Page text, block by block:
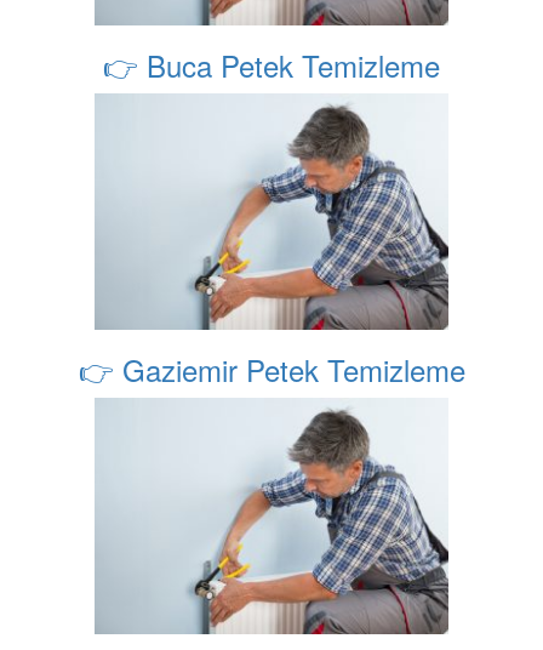
👉 Buca Petek Temizleme
👉 Gaziemir Petek Temizleme